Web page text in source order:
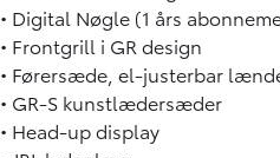
• Digital Nøgle (1 års
• Frontgrill i GR design
• Førersæde, el-justerbar
• GR-S kunstlædersæder
• Head-up display